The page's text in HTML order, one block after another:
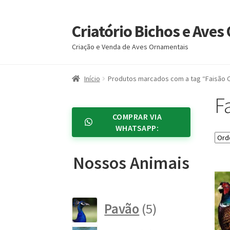
Pular
para
navegação
Pular
para
o
Criatório Bichos e
Criação e Venda de Aves Ornamentais
Início Produtos marcados com a tag “Faisão
COMPRAR VIA
WHATSAPP:
Nossos Animais
Pavão 55